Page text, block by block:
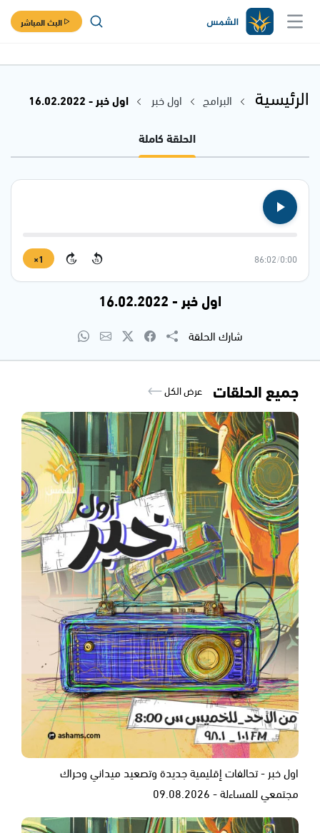
البث المباشر
الرئيسية البرامج اول خبر
اول خبر - 16.02.2022
الحلقة كاملة
0:00
/
86:02
15
15
1×
اول خبر - 16.02.2022
شارك الحلقة
جميع الحلقات عرض الكل
اول خبر - تحالفات إقليمية جديدة وتصعيد ميداني وحراك
مجتمعي للمساءلة - 09.08.2026